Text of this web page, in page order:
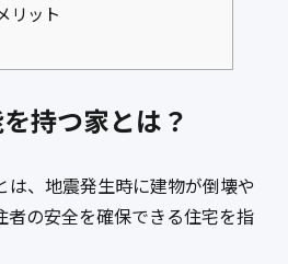
リット
持つ家とは？
は、地震発生時に建物が倒壊や
者の安全を確保できる住宅を指